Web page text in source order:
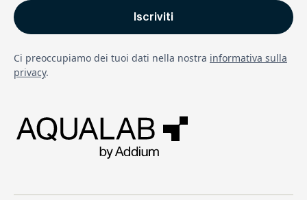
Ci preoccupiamo dei tuoi dati nella nostra informativa sulla
privacy.